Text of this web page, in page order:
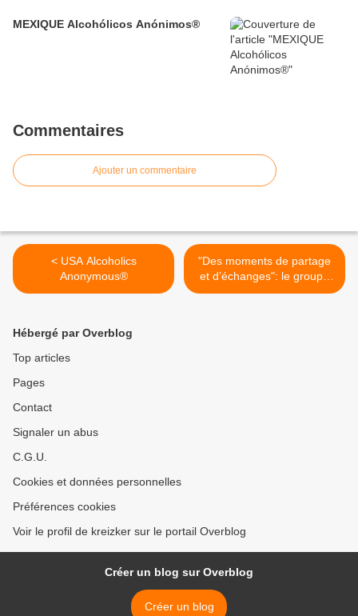
MEXIQUE Alcohólicos Anónimos®
Commentaires
Ajouter un commentaire
< USA Alcoholics
Anonymous®
"Des moments de partage
et d’échanges": le groupe
Al-Anon de Sainte-Maxime
Hébergé par Overblog
Top articles
Pages
Contact
Signaler un abus
C.G.U.
Cookies et données personnelles
Préférences cookies
Voir le profil de kreizker sur le portail Overblog
Créer un blog sur Overblog
Créer un blog